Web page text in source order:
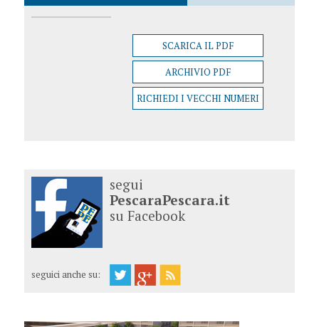
SCARICA IL PDF
ARCHIVIO PDF
RICHIEDI I VECCHI NUMERI
segui
PescaraPescara.it
su Facebook
seguici anche su: